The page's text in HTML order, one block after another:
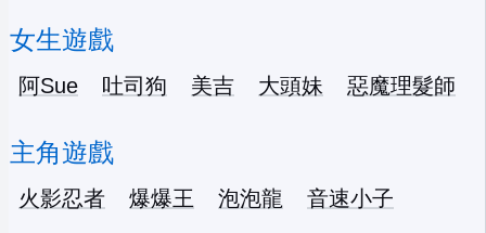
女生遊戲
阿Sue 吐司狗 美吉 大頭妹 惡魔理髮師
主角遊戲
火影忍者 爆爆王 泡泡龍
音速小子